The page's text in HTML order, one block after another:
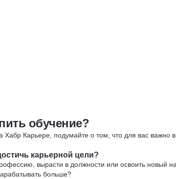
обучение?
Хабр Карьере, подумайте о том, что для вас важно в
карьерной цели?
вырасти в должности или освоить новый
больше?